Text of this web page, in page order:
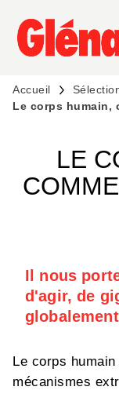
MENU
PIED DE PAGE
Accueil
Le corps humain,
LE
Il nous
d'agir, de
Le corps
mécanismes